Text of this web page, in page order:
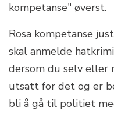
kompetanse" øverst.
Rosa kompetanse
skal anmelde
dersom du selv eller
utsatt for det og er
bli å gå til politiet